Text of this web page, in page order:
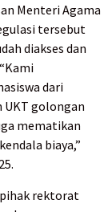
Menteri Agama
tersebut
diakses dan
dari
UKT golongan
mematikan
biaya,”
rektorat